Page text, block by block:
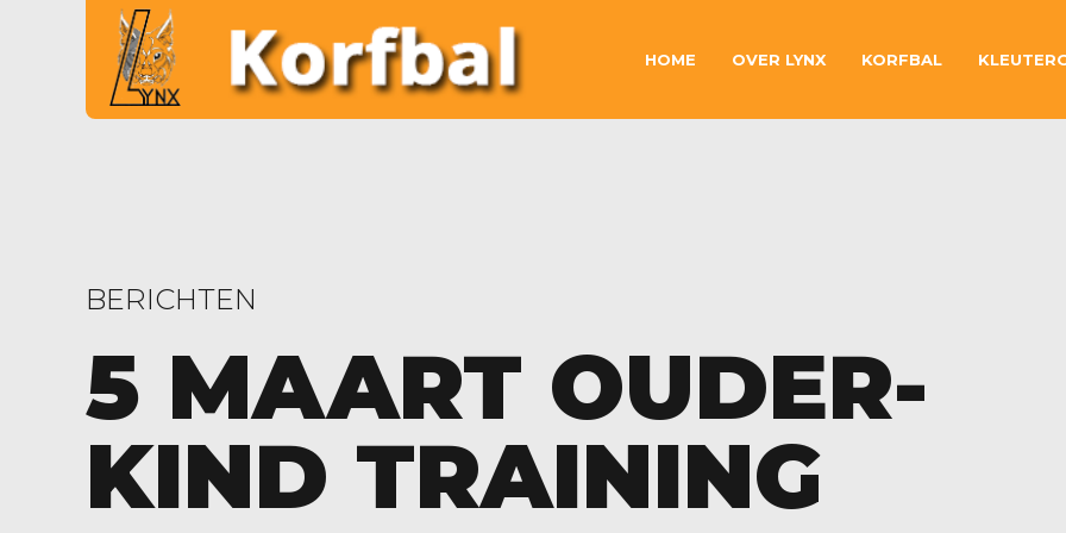
HOME OVER LYNX KORFBAL
BERICHTEN
5 MAART OUDER-
KIND TRAINING